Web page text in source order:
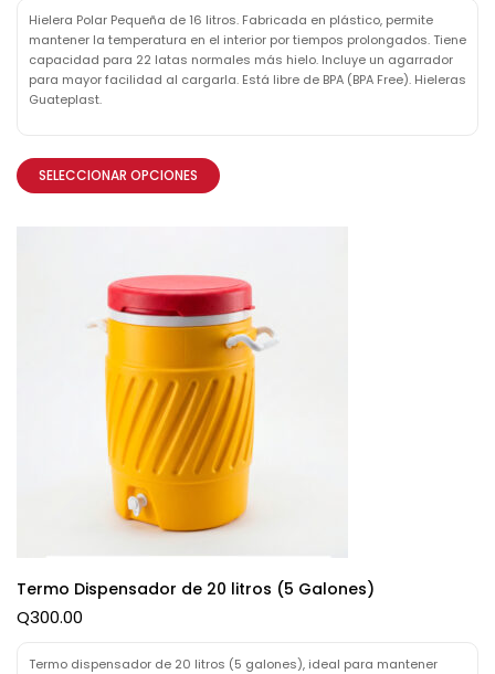
Hielera Polar Pequeña de 16 litros. Fabricada en plástico, permite
mantener la temperatura en el interior por tiempos prolongados. Tiene
capacidad para 22 latas normales más hielo. Incluye un agarrador
para mayor facilidad al cargarla. Está libre de BPA (BPA Free). Hieleras
Guateplast.
SELECCIONAR OPCIONES
Termo Dispensador de 20 litros (5 Galones)
Q300.00
Termo dispensador de 20 litros (5 galones), ideal para mantener